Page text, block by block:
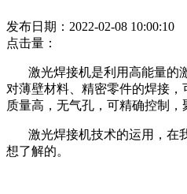
发布日期：2022-02-08 10:00:10
点击量：
激光焊接机是利用高能量的
对薄壁材料、精密零件的焊接
质量高，无气孔，可精确控制，
激光焊接机技术的运用，在
想了解的。